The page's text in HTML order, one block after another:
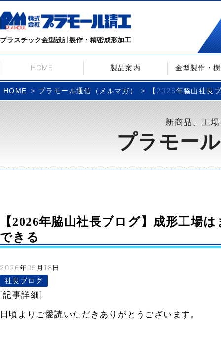
プラスチック金型設計製作・精密成形加工
HOME 製品案内 金型製作・
HOME プラモール通信（メルマガ） 【2026年脇山社長
新商品、工
プラモー
【2026年脇山社長ブログ】成形工場
できる
2026年05月18日
社長ブログ
[記事詳細]
日頃よりご愛読いただきありがとうございます。